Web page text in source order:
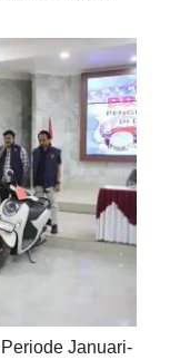
Januari-